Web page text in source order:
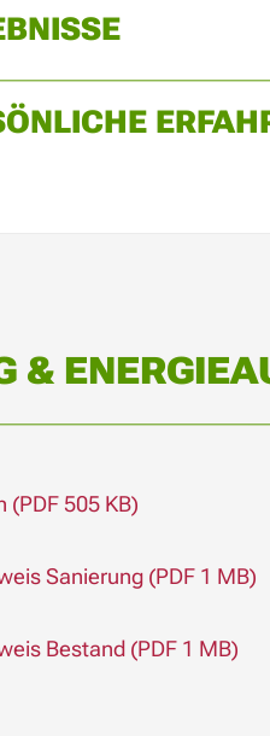
&
(PDF 505 KB)
Sanierung (PDF 1 MB)
Bestand (PDF 1 MB)